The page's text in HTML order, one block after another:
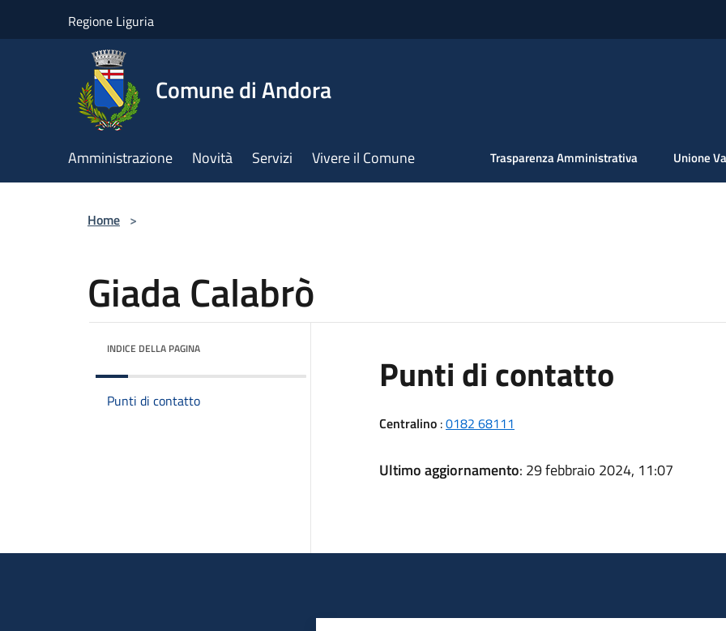
Regione Liguria
Comune di Andora
Amministrazione Novità Servizi Vivere il Comune Trasparenza Amministrativa Unione
Home >
Giada Calabrò
INDICE DELLA PAGINA
Punti di contatto
Punti di contatto
Centralino:0182 68111
Ultimo aggiornamento: 29 febbraio 2024, 11:07